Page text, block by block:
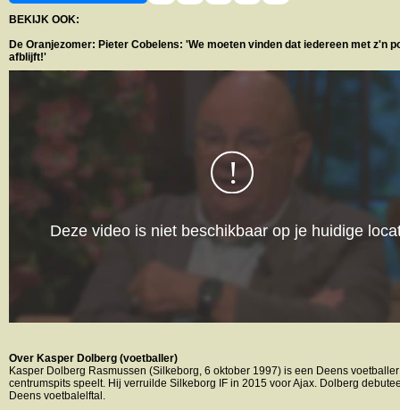
BEKIJK OOK:
De Oranjezomer: Pieter Cobelens: 'We moeten vinden dat iedereen met z'n
afblijft!'
Over Kasper Dolberg (voetballer)
Kasper Dolberg Rasmussen (Silkeborg, 6 oktober 1997) is een Deens
centrumspits speelt. Hij verruilde Silkeborg IF in 2015 voor Ajax. Dolberg
Deens voetbalelftal.